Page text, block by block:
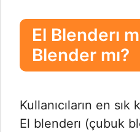
El Blenderı
Blender mı?
Kullanıcıların en sık
El blenderı (çubuk